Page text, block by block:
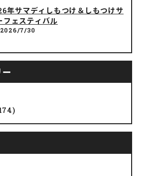
年サマディしもつけ＆しもつけサ
フェスティバル
7/30